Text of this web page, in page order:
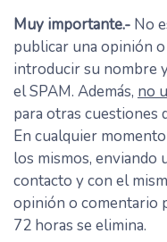
Muy importante.- No
publicar una opinión
introducir su nombre
el SPAM. Además, no
para otras cuestiones
En cualquier
los mismos, enviando
contacto y con el
opinión o comentario
72 horas se elimina.